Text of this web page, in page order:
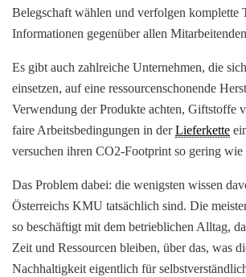
Belegschaft wählen und verfolgen komplette
Informationen gegenüber allen
Es gibt auch zahlreiche Unternehmen, die
einsetzen, auf eine ressourcenschonende
Verwendung der Produkte achten, Giftstoffe
faire Arbeitsbedingungen in derLieferkette
versuchen ihren CO2-Footprint so gering
Das Problem dabei: die wenigsten wissen
Österreichs KMU tatsächlich sind. Die
so beschäftigt mit dem betrieblichen Alltag,
Zeit und Ressourcen bleiben, über das, was
Nachhaltigkeit eigentlich für